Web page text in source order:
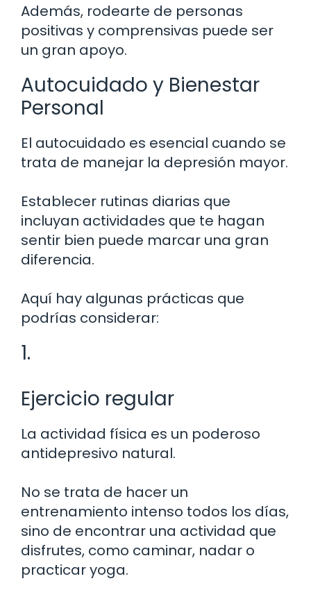
Además, rodearte de personas
positivas y comprensivas puede ser
un gran apoyo.
Autocuidado y Bienestar
Personal
El autocuidado es esencial cuando se
trata de manejar la depresión mayor.
Establecer rutinas diarias que
incluyan actividades que te hagan
sentir bien puede marcar una gran
diferencia.
Aquí hay algunas prácticas que
podrías considerar:
1.
Ejercicio regular
La actividad física es un poderoso
antidepresivo natural.
No se trata de hacer un
entrenamiento intenso todos los días,
sino de encontrar una actividad que
disfrutes, como caminar, nadar o
practicar yoga.